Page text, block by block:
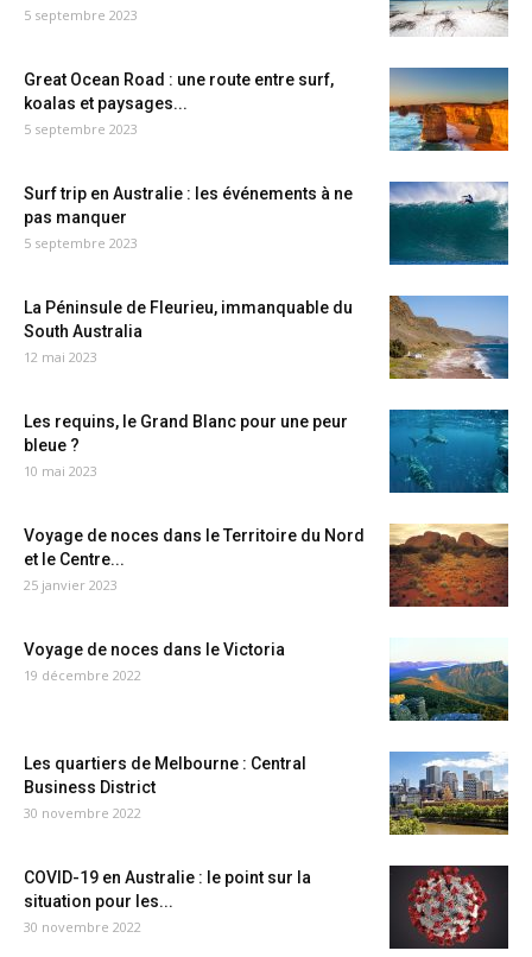
5 septembre 2023
Great Ocean Road : une route entre surf,
koalas et paysages...
5 septembre 2023
Surf trip en Australie : les événements à ne
pas manquer
5 septembre 2023
La Péninsule de Fleurieu, immanquable du
South Australia
12 mai 2023
Les requins, le Grand Blanc pour une peur
bleue ?
10 mai 2023
Voyage de noces dans le Territoire du Nord
et le Centre...
25 janvier 2023
Voyage de noces dans le Victoria
19 décembre 2022
Les quartiers de Melbourne : Central
Business District
30 novembre 2022
COVID-19 en Australie : le point sur la
situation pour les...
30 novembre 2022